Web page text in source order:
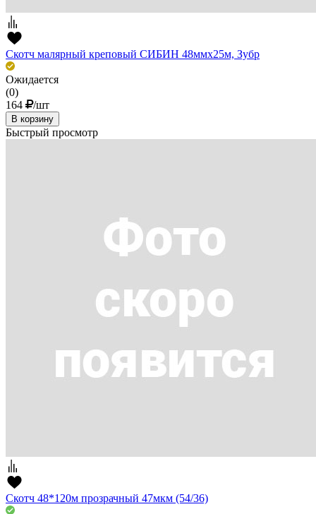
Скотч малярный креповый СИБИН 48ммх25м, Зубр
Ожидается
(0)
164
/шт
В корзину
Быстрый просмотр
Скотч 48*120м прозрачный 47мкм (54/36)